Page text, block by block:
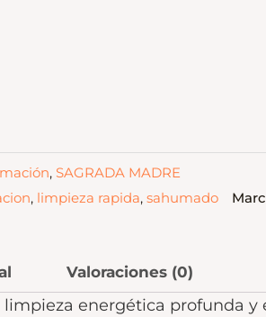
, SAGRADA MADRE
, limpieza rapida, sahumado
Valoraciones (0)
energética profunda